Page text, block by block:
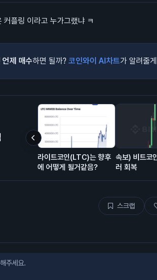
커플링 이라고 누가그랬냐 ㅋ
언제 매수하면 될까? 코인와이 AI차트가 알려줄
라이트코인(LTC)는 향후
에 어떻게 될거같음?
속보) 비트코
러 회복
스크랩